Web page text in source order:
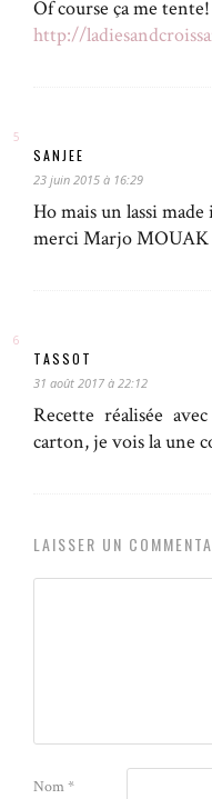
Of course ça me tente!
http://
SANJEE
23 juin 2015 à 16:29
Ho mais un lassi
merci Marjo MOUAK
TASSOT
31 août 2017 à 22:12
Recette réalisée
carton, je vois la une
LAISSER UN
Nom*